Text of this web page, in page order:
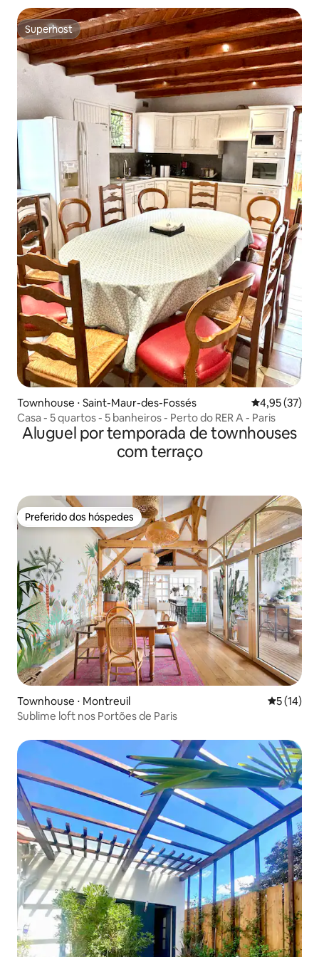
Superhost
Superhost
Townhouse ⋅ Saint-Maur-des-Fossés 4,95 de uma
4,95 (37)
Casa - 5 quartos - 5 banheiros - Perto do RER A - Paris
Aluguel por temporada de townhouses
com terraço
Preferido dos hóspedes
Preferido dos hóspedes
Townhouse ⋅ Montreuil 5 de uma
5 (14)
Sublime loft nos Portões de Paris